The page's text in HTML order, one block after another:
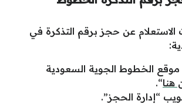
عن حجز برقم التذكرة في
موقع الخطوط الجوية السعودية
هنا“.
“إدارة الحجز”.